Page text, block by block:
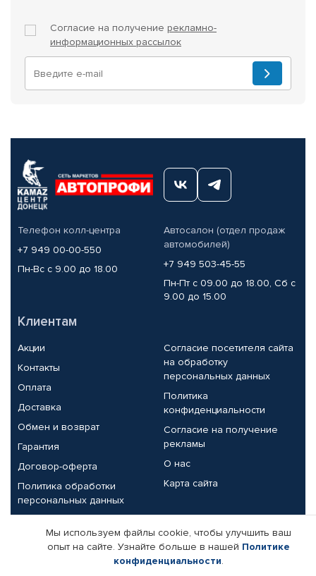
Согласие на получение рекламно-
информационных рассылок
Телефон колл-центра
+7 949 00-00-550
Пн-Вс с 9.00 до 18.00
Автосалон (отдел продаж
автомобилей)
+7 949 503-45-55
Пн-Пт с 09.00 до 18.00, Сб с
9.00 до 15.00
Клиентам
Акции
Контакты
Оплата
Доставка
Обмен и возврат
Гарантия
Договор-оферта
Политика обработки
персональных данных
Согласие посетителя сайта
на обработку
персональных данных
Политика
конфиденциальности
Согласие на получение
рекламы
О нас
Карта сайта
Партнерам
Корпоративным клиентам
Реквизиты компании
Мы используем файлы cookie, чтобы улучшить ваш
опыт на сайте. Узнайте больше в нашей Политике
конфиденциальности.